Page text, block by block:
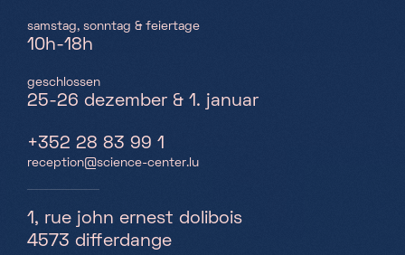
samstag, sonntag & feiertage
10h-18h
geschlossen
25-26 dezember & 1. januar
+352 28 83 99 1
reception@science-center.lu
1, rue john ernest dolibois
4573 differdange